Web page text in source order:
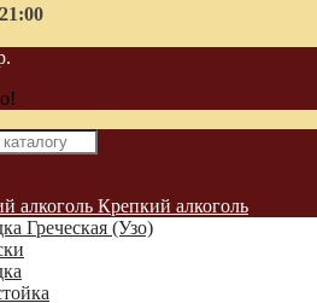
Крепкий алкоголь
Греческая (Узо)